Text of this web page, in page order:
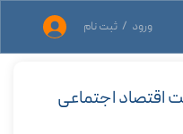
ورود / ثبت نام
اقتصاد اجتماعی